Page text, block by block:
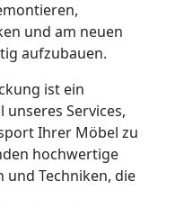
und am neuen
aufzubauen.
ist ein
Services,
Ihrer Möbel zu
hochwertige
Techniken, die